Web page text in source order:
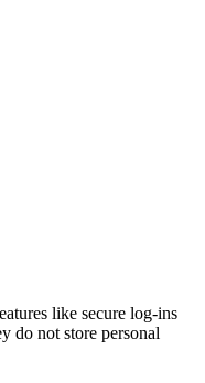
like secure log-ins
do not store personal